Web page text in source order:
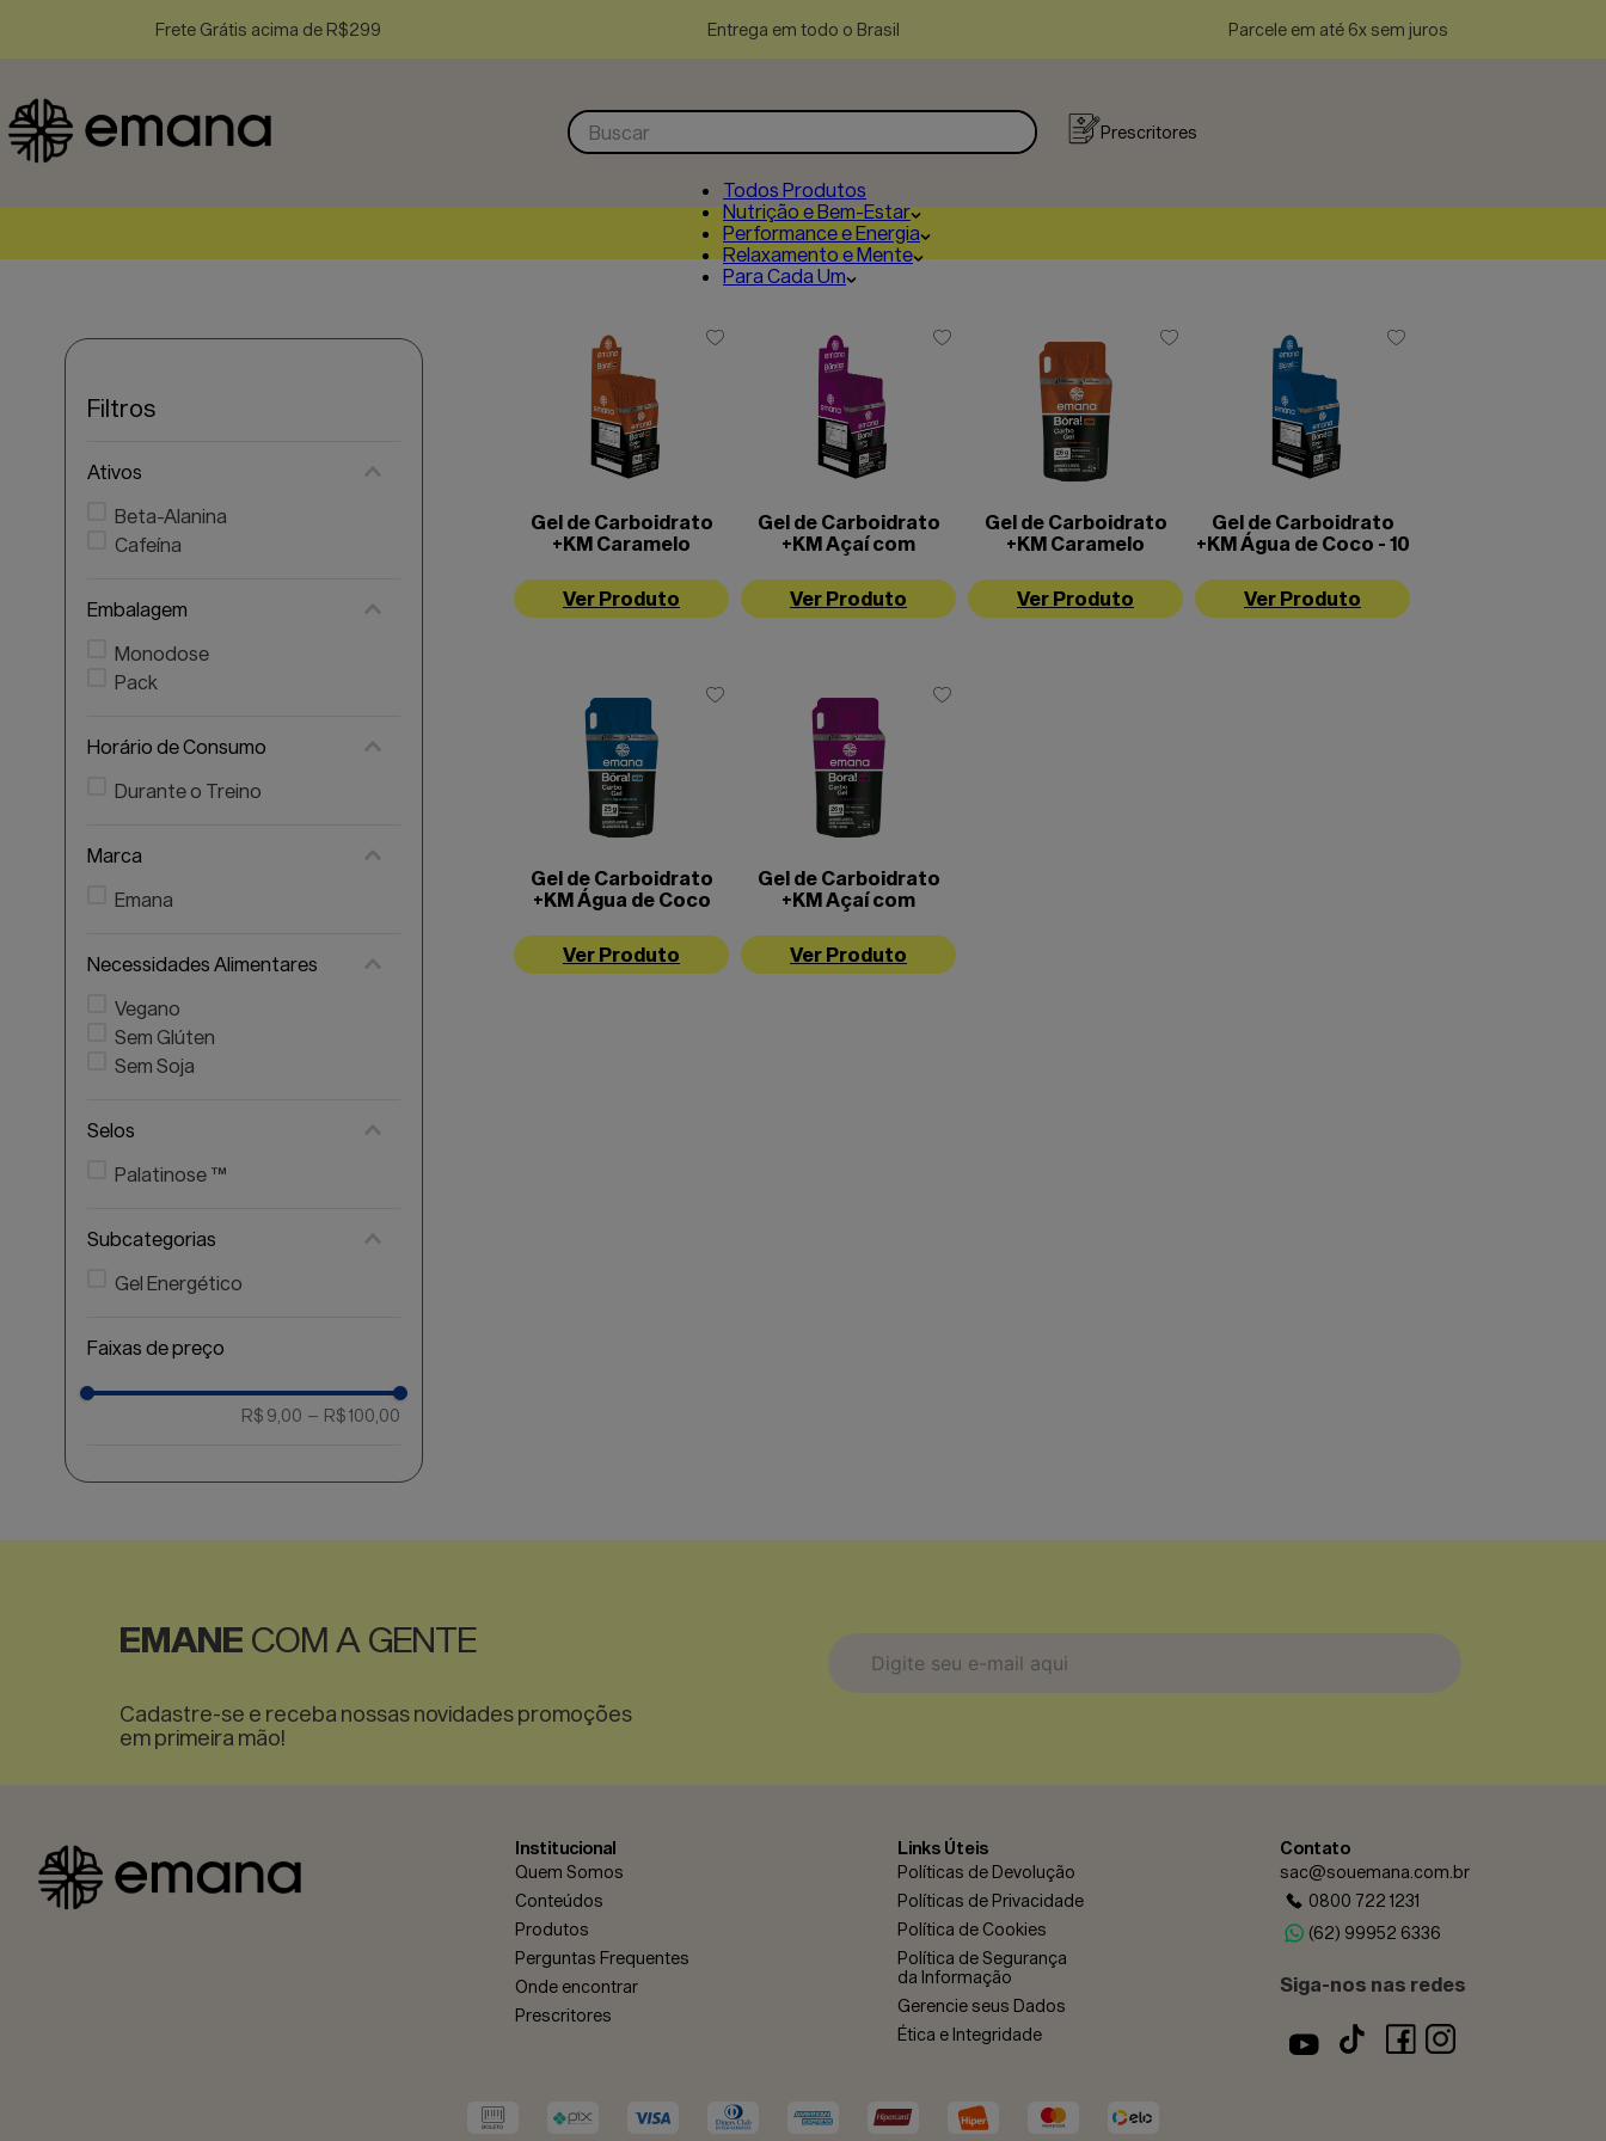
Frete Grátis acima de R$299 Entrega em todo o Brasil Parcele em até 6x sem juros
Buscar
Prescritores
Todos Produtos
Nutrição e Bem-Estar
Performance e Energia
Relaxamento e Mente
Para Cada Um
Filtros
Ativos
Beta-Alanina
Cafeína
Embalagem
Monodose
Pack
Horário de Consumo
Durante o Treino
Marca
Emana
Necessidades Alimentares
Vegano
Sem Glúten
Sem Soja
Selos
Palatinose ™
Subcategorias
Gel Energético
Faixas de preço
R$ 9,00 – R$ 100,00
Gel de Carboidrato
+KM Caramelo
Ver Produto
Gel de Carboidrato
+KM Açaí com
Ver Produto
Gel de Carboidrato
+KM Caramelo
Ver Produto
Gel de Carboidrato
+KM Água de Coco - 10
Ver Produto
Gel de Carboidrato
+KM Água de Coco
Ver Produto
Gel de Carboidrato
+KM Açaí com
Ver Produto
EMANE COM A GENTE
* Ao enviar esse formulário, você confirma ter 18 anos ou mais.
* Estou de acordo com a coleta e uso dos dados fornecidos para
as finalidades aqui descritas.
Enviar
Institucional
Quem Somos
Conteúdos
Produtos
Perguntas Frequentes
Onde encontrar
Prescritores
Links Úteis
Políticas de Devolução
Políticas de Privacidade
Política de Cookies
Política de Segurança
da Informação
Gerencie seus Dados
Ética e Integridade
Contato
sac@souemana.com.br
0800 722 1231
(62) 99952 6336
Siga-nos nas redes